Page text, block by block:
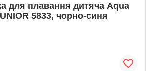
для плавання дитяча Aqua
5833, чорно-синя